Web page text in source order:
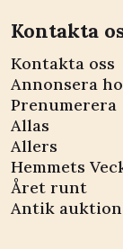
Kontakta
Kontakta oss
Annonsera
Prenumerera
Allas
Allers
Hemmets
Året runt
Antik auktion